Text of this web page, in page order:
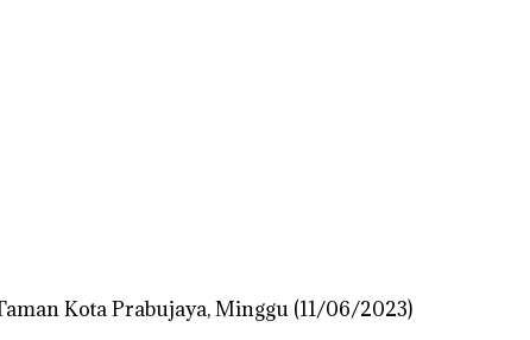
Kota Prabujaya, Minggu (11/06/2023)